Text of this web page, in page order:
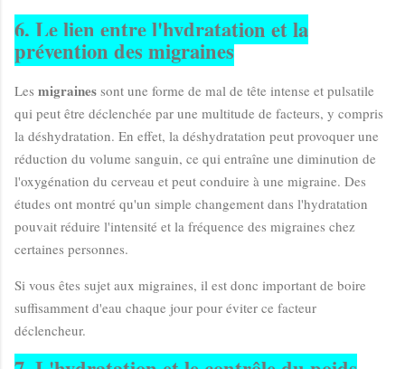
6. Le lien entre l'hydratation et la
prévention des migraines
Les migraines sont une forme de mal de tête intense et pulsatile
qui peut être déclenchée par une multitude de facteurs, y compris
la déshydratation. En effet, la déshydratation peut provoquer une
réduction du volume sanguin, ce qui entraîne une diminution de
l'oxygénation du cerveau et peut conduire à une migraine. Des
études ont montré qu'un simple changement dans l'hydratation
pouvait réduire l'intensité et la fréquence des migraines chez
certaines personnes.
Si vous êtes sujet aux migraines, il est donc important de boire
suffisamment d'eau chaque jour pour éviter ce facteur
déclencheur.